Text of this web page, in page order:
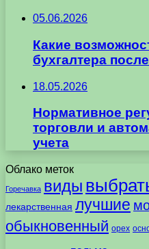
05.06.2026
Какие
бухгалтера
18.05.2026
Нормативное
торговли и
учета
Облако меток
Горечавка виды
лекарственная лучшие
обыкновенный орех